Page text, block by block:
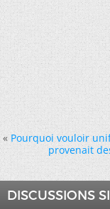
« Pourquoi vouloir
provenait
DISCUSSIONS